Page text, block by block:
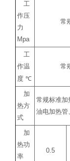
工
作压
力
Mpa
常
工
作温
度 ℃
常
加
热方
式
常规标准加
油电加热管
加
热功
率
0.5